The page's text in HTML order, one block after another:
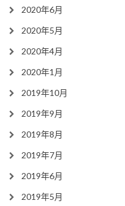
2020年6月
2020年5月
2020年4月
2020年1月
2019年10月
2019年9月
2019年8月
2019年7月
2019年6月
2019年5月